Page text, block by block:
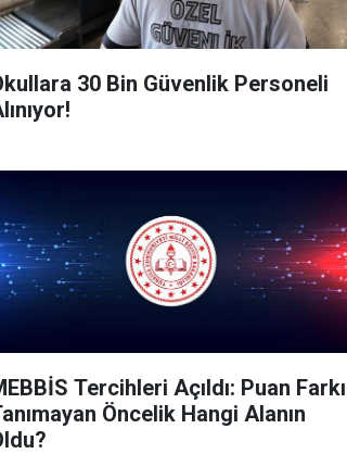
30 Bin Güvenlik Personeli
Tercihleri Açıldı: Puan Farkı
Öncelik Hangi Alanın